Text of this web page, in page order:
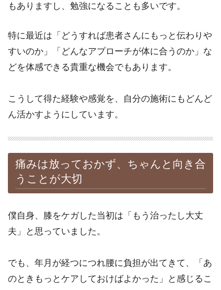
もありますし、勉強になることも多いです。
特に最近は「どうすれば患者さんにもっと伝わりや
すいのか」「どんなアプローチが体に合うのか」な
どを体感できる貴重な機会でもあります。
こうして得た経験や感覚を、自分の施術にもどんど
ん活かすようにしています。
痛みは放っておかず、ちゃんと向き合
うことが大切
僕自身、膝をケガした当初は「もう治ったし大丈
夫」と思っていました。
でも、年月が経つにつれ腰に負担が出てきて、「あ
のときもっとケアしておけばよかった」と感じるこ